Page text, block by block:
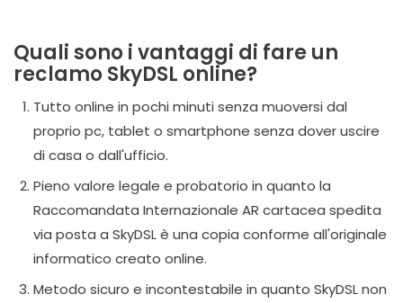
Quali sono i vantaggi di fare un
reclamo SkyDSL online?
Tutto online in pochi minuti senza muoversi dal
proprio pc, tablet o smartphone senza dover uscire
di casa o dall'ufficio.
Pieno valore legale e probatorio in quanto la
Raccomandata Internazionale AR cartacea spedita
via posta a SkyDSL è una copia conforme all'originale
informatico creato online.
Metodo sicuro e incontestabile in quanto SkyDSL non